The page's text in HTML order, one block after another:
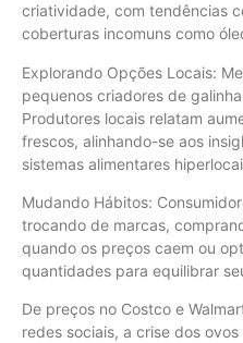
criatividade, com tendências
coberturas incomuns como
Explorando Opções Locais:
pequenos criadores de
Produtores locais relatam
frescos, alinhando-se aos
sistemas alimentares
Mudando Hábitos:
trocando de marcas,
quando os preços caem ou
quantidades para equilibrar
De preços no Costco e
redes sociais, a crise dos